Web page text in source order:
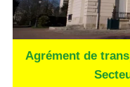
Agrément de